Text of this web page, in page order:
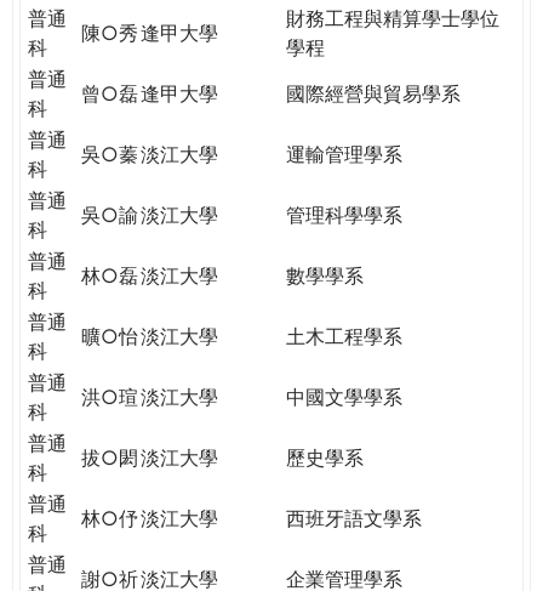
普通
科
陳○秀逢甲大學
財務工程與精算學士學位
學程
普通
科
曾○磊逢甲大學
國際經營與貿易學系
普通
科
吳○蓁淡江大學
運輸管理學系
普通
科
吳○諭淡江大學
管理科學學系
普通
科
林○磊淡江大學
數學學系
普通
科
曠○怡淡江大學
土木工程學系
普通
科
洪○瑄淡江大學
中國文學學系
普通
科
拔○閎淡江大學
歷史學系
普通
科
林○伃淡江大學
西班牙語文學系
普通
謝○祈淡江大學
企業管理學系